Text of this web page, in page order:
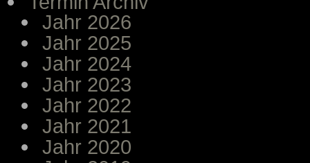
Jahr 2026
Jahr 2025
Jahr 2024
Jahr 2023
Jahr 2022
Jahr 2021
Jahr 2020